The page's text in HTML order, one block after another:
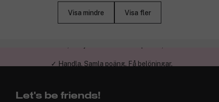
Visa mindre Visa fler
Let's be friends!